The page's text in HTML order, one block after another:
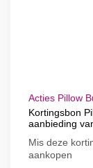
Acties Pillow
Kortingsbon
aanbieding
Mis deze
aankopen